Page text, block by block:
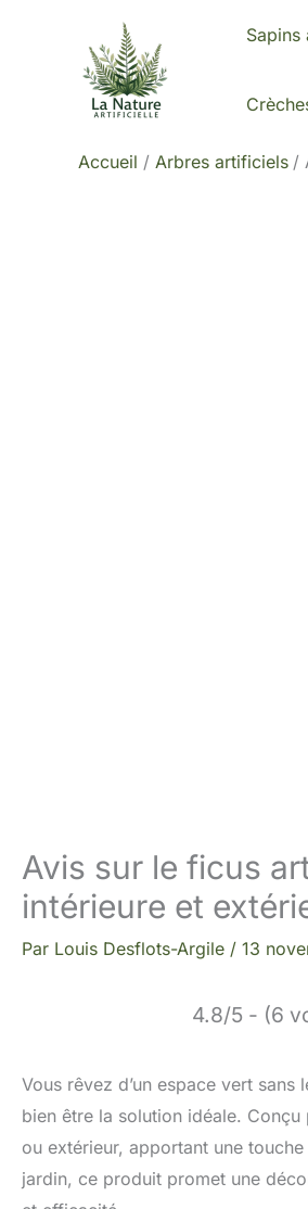
Sapins
Accueil Arbres artificiels
Avis sur le ficus
intérieure et
Par Louis Desflots-Argile / 13
4.8/5 - (6
Vous rêvez d’un espace vert
bien être la solution idéale.
ou extérieur, apportant une
jardin, ce produit promet une